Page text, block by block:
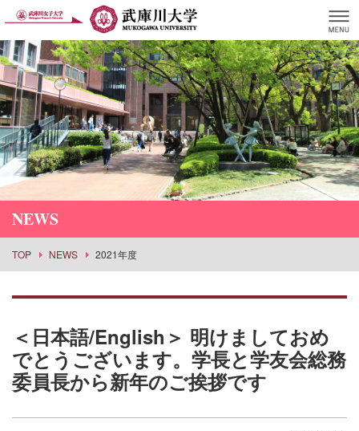
NEWS
TOP NEWS 2021年度
＜日本語/English＞ 明けましておめ
でとうございます。学長と学友会総務
委員長から新年のご挨拶です